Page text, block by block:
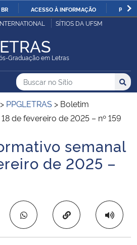
IR
O
ACESSO À INFORMAÇÃO
Pública
e Abastecimento
SÍTIOS DA UFSM
Graduação em Letras
do Sítio
Busca
Buscar no no Sítio
Busca:
> PPGLETRAS > Boletim
de fevereiro de 2025 – nº 159
semanal
de 2025 –
Copiar para área